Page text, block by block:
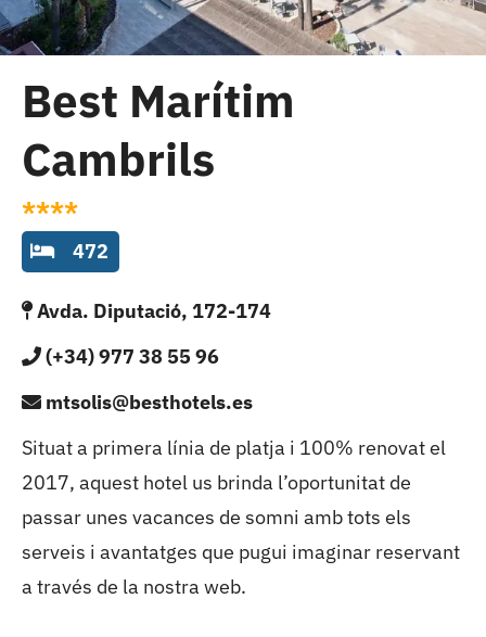
Cambrils
Grups
Best Marítim
Cambrils
****
472
Avda. Diputació, 172-174
(+34) 977 38 55 96
mtsolis@besthotels.es
Situat a primera línia de platja i 100% renovat el
2017, aquest hotel us brinda l’oportunitat de
passar unes vacances de somni amb tots els
serveis i avantatges que pugui imaginar reservant
a través de la nostra web.